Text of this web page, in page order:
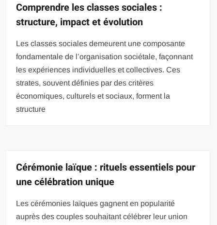
Comprendre les classes sociales :
structure, impact et évolution
Les classes sociales demeurent une composante
fondamentale de l’organisation sociétale, façonnant
les expériences individuelles et collectives. Ces
strates, souvent définies par des critères
économiques, culturels et sociaux, forment la
structure
Cérémonie laïque : rituels essentiels pour
une célébration unique
Les cérémonies laïques gagnent en popularité
auprès des couples souhaitant célébrer leur union